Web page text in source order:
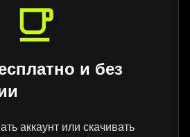
и без
аккаунт или скачивать